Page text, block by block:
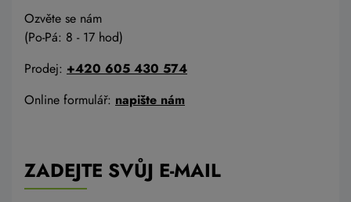
Ozvěte se nám
(Po-Pá: 8 - 17 hod)
Prodej: +420 605 430 574
Online formulář: napište nám
ZADEJTE SVŮJ E-MAIL